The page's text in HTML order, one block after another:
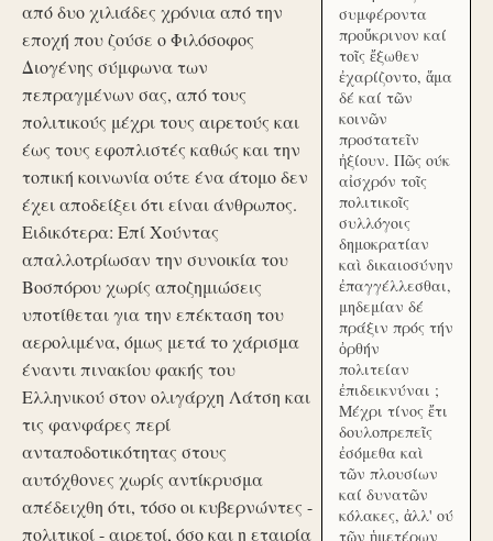
από δυο χιλιάδες χρόνια από την
εποχή που ζούσε ο Φιλόσοφος
Διογένης σύμφωνα των
πεπραγμένων σας, από τους
πολιτικούς μέχρι τους αιρετούς και
έως τους εφοπλιστές καθώς και την
τοπική κοινωνία ούτε ένα άτομο δεν
έχει αποδείξει ότι είναι άνθρωπος.
Ειδικότερα: Επί Χούντας
απαλλοτρίωσαν την συνοικία του
Βοσπόρου χωρίς αποζημιώσεις
υποτίθεται για την επέκταση του
αερολιμένα, όμως μετά το χάρισμα
έναντι πινακίου φακής του
Ελληνικού στον ολιγάρχη Λάτση και
τις φανφάρες περί
ανταποδοτικότητας στους
αυτόχθονες χωρίς αντίκρυσμα
απέδειχθη ότι, τόσο οι κυβερνώντες -
πολιτικοί - αιρετοί, όσο και η εταιρία
συμφέροντα
προὔκρινον καί
τοῖς ἔξωθεν
ἐχαρίζοντο, ἅμα
δέ καί τῶν
κοινῶν
προστατεῖν
ἠξίουν. Πῶς ούκ
αἰσχρόν τοῖς
πολιτικοῖς
συλλόγοις
δημοκρατίαν
καὶ δικαιοσύνην
ἐπαγγέλλεσθαι,
μηδεμίαν δέ
πράξιν πρός τήν
ὀρθήν
πολιτείαν
ἐπιδεικνύναι ;
Μέχρι τίνος ἔτι
δουλοπρεπεῖς
ἐσόμεθα καὶ
τῶν πλουσίων
καί δυνατῶν
κόλακες, ἀλλ' ού
τῶν ἡμετέρων